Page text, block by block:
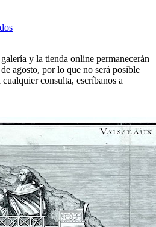
y la tienda online permanecerán
agosto, por lo que no será posible
consulta, escríbanos a